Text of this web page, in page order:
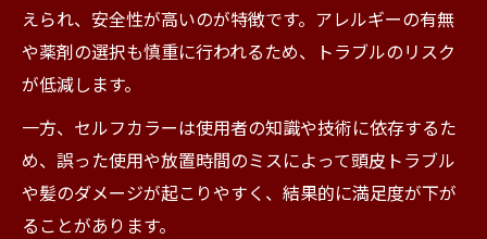
えられ、安全性が高いのが特徴です。アレルギーの有無
や薬剤の選択も慎重に行われるため、トラブルのリスク
が低減します。
一方、セルフカラーは使用者の知識や技術に依存するた
め、誤った使用や放置時間のミスによって頭皮トラブル
や髪のダメージが起こりやすく、結果的に満足度が下が
ることがあります。